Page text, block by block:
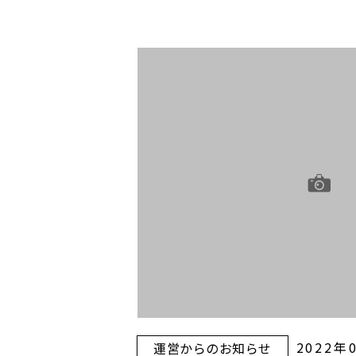
運営からのお知らせ 2022年